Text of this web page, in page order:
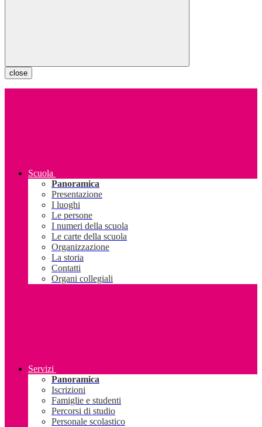
close
Scuola
Panoramica
Presentazione
I luoghi
Le persone
I numeri della scuola
Le carte della scuola
Organizzazione
La storia
Contatti
Organi collegiali
Servizi
Panoramica
Iscrizioni
Famiglie e studenti
Percorsi di studio
Personale scolastico